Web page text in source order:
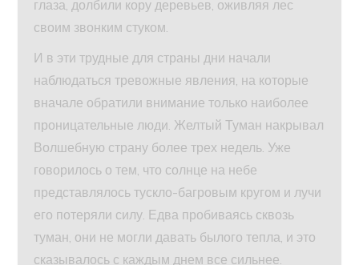
глаза, долбили кору деревьев, оживляя лес
своим звонким стуком.
И в эти трудные для страны дни начали
наблюдаться тревожные явления, на которые
вначале обратили внимание только наиболее
проницательные люди. Желтый Туман накрывал
Волшебную страну более трех недель. Уже
говорилось о тем, что солнце на небе
представлялось тускло-багровым кругом и лучи
его потеряли силу. Едва пробиваясь сквозь
туман, они не могли давать былого тепла, и это
сказывалось с каждым днем все сильнее.